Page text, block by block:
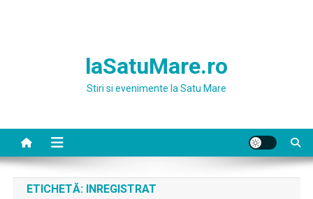
laSatuMare.ro
Stiri si evenimente la Satu Mare
ETICHETĂ: INREGISTRAT